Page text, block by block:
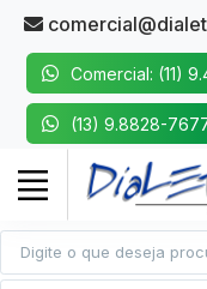
Comercial: (11)
(13) 9.8828-